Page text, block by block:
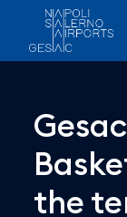
Gesac
the